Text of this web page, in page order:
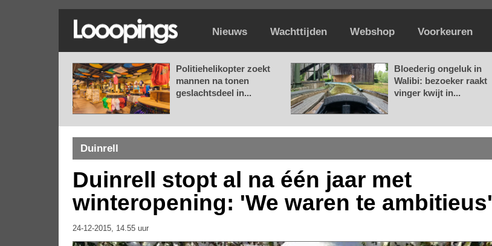
Nieuws Wachttijden Webshop Voorkeuren
Politiehelikopter zoekt
mannen na tonen
geslachtsdeel in...
Bloederig ongeluk in
Walibi: bezoeker raakt
vinger kwijt in...
Duinrell
Duinrell stopt al na één jaar met
winteropening: 'We waren te ambitieus'
24-12-2015, 14.55 uur